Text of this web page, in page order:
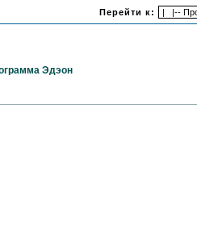
Перейти к:
Эдэон